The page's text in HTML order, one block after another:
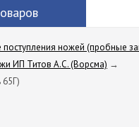
ножей (пробные
ИП Титов A.C. (Ворсма) →